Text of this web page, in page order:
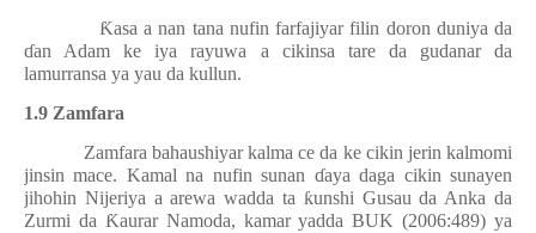
Ƙasa a nan tana nufin farfajiyar filin doron duniya da
ɗan Adam ke iya rayuwa a cikinsa tare da gudanar da
lamurransa ya yau da kullun.
1.9 Zamfara
Zamfara bahaushiyar kalma ce da ke cikin jerin kalmomi
jinsin mace. Kamal na nufin sunan ɗaya daga cikin sunayen
jihohin Nijeriya a arewa wadda ta ƙunshi Gusau da Anka da
Zurmi da Ƙaurar Namoda, kamar yadda BUK (2006:489) ya